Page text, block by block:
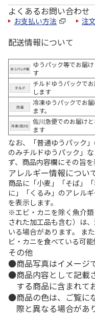
よくあるお問い合わせ
お支払い方法 注
配送情報について
ゆうパック等でお届
す
チルドゆうパックで
します
冷凍ゆうパックでお
ます。
佐川急便でのお届けと
ます
なお、「普通ゆうパック
のみチルドゆうパック」
ず、商品内容欄にその旨を
アレルギー情報につい
商品に「小麦」「そば」
に」「くるみ」のアレル
を表示します。
※エビ・カニを除く魚介
された加工品も含む）は
いる場合があります。 ま
ビ・カニを食べている可能
その他
商品写真はイメージ
商品内容として記載
する商品に含まれて
商品の色は、ご覧に
際と異なる場合があ